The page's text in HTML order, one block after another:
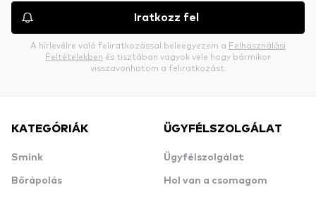
Iratkozz fel
A hírlevélre való feliratkozással beleegyezem a Felhasználási
Feltételekben és tisztában vagyok vele hogy bármikor
visszavonhatom a feliratkozást.
KATEGÓRIÁK
Smink
Bőrápolás
ÜGYFÉLSZOLGÁLAT
Ügyfélszolgálat
Hol van a csomagom